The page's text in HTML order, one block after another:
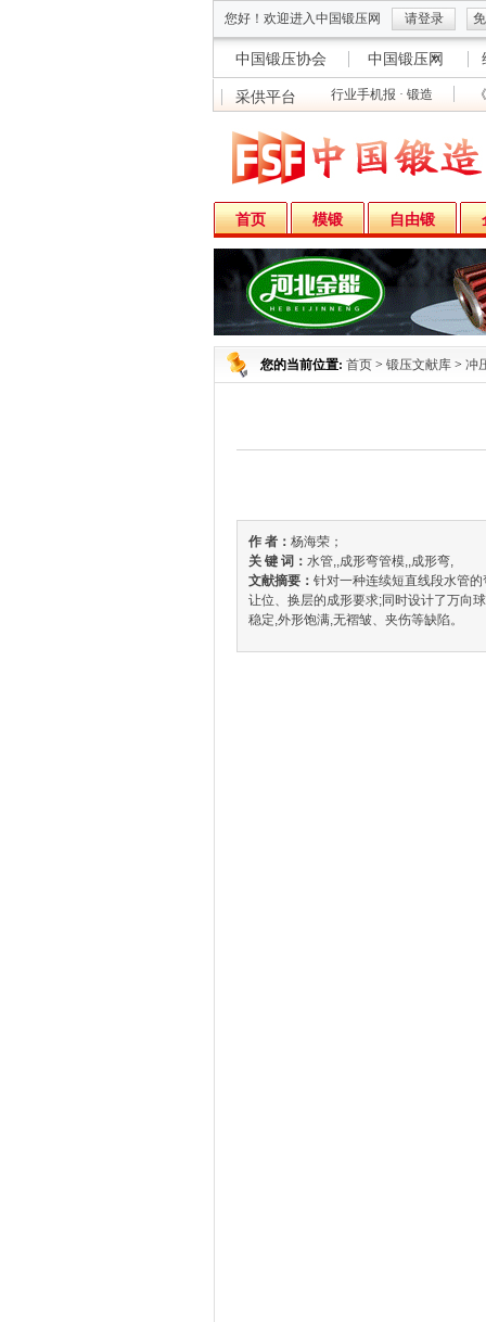
您好！欢迎进入中国锻压网 请登录
中国锻压协会 中国锻压网
采供平台 行业手机报 · 锻造
首页 模锻 自由锻
您的当前位置: 首页 > 锻压文献库 > 冲
作 者： 杨海荣；
关 键 词： 水管,,成形弯管模,,成形弯,
文献摘要： 针对一种连续短直线段水管
让位、换层的成形要求;同时设计了万向
稳定,外形饱满,无褶皱、夹伤等缺陷。